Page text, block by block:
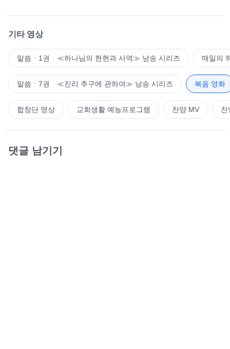
기타 영상
말씀ㆍ1권 ≪하나님의 현현과 사역≫ 낭송 시리즈 매일의
말씀ㆍ7권 ≪진리 추구에 관하여≫ 낭송 시리즈 복음 영화
합창단 영상 교회생활 예능프로그램 찬양 MV 찬
댓글 남기기